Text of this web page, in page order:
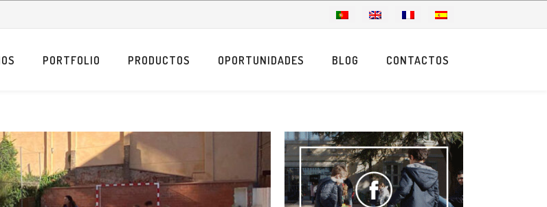
PORTFOLIO PRODUCTOS OPORTUNIDADES BLOG CONTACTOS